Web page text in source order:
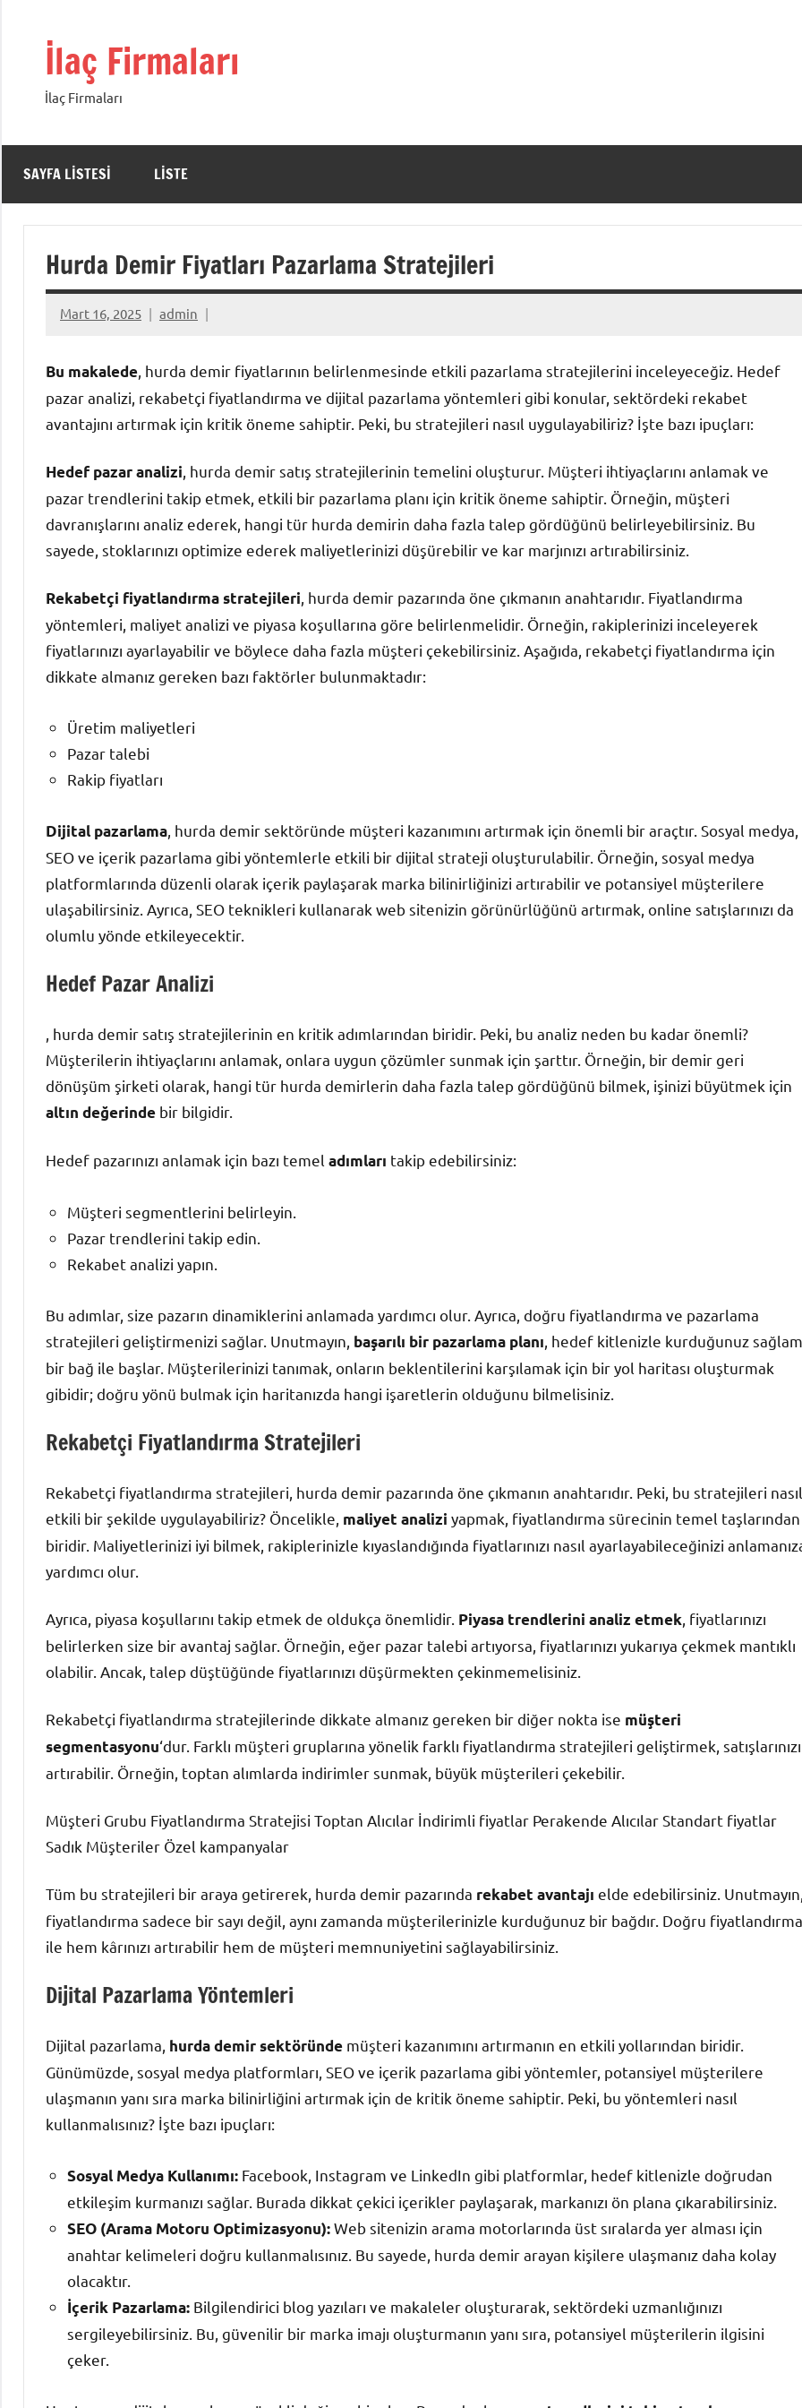
İlaç Firmaları
İlaç Firmaları
SAYFA LISTESI LISTE
Hurda Demir Fiyatları Pazarlama Stratejileri
Mart 16, 2025 admin
Bu makalede , hurda demir fiyatlarının belirlenmesinde etkili pazarlama stratejilerini inceleyeceğiz. Hedef
pazar analizi, rekabetçi fiyatlandırma ve dijital pazarlama yöntemleri gibi konular, sektördeki rekabet
avantajını artırmak için kritik öneme sahiptir. Peki, bu stratejileri nasıl uygulayabiliriz? İşte bazı ipuçları:
Hedef pazar analizi , hurda demir satış stratejilerinin temelini oluşturur. Müşteri ihtiyaçlarını anlamak ve
pazar trendlerini takip etmek, etkili bir pazarlama planı için kritik öneme sahiptir. Örneğin, müşteri
davranışlarını analiz ederek, hangi tür hurda demirin daha fazla talep gördüğünü belirleyebilirsiniz. Bu
sayede, stoklarınızı optimize ederek maliyetlerinizi düşürebilir ve kar marjınızı artırabilirsiniz.
Rekabetçi fiyatlandırma stratejileri , hurda demir pazarında öne çıkmanın anahtarıdır. Fiyatlandırma
yöntemleri, maliyet analizi ve piyasa koşullarına göre belirlenmelidir. Örneğin, rakiplerinizi inceleyerek
fiyatlarınızı ayarlayabilir ve böylece daha fazla müşteri çekebilirsiniz. Aşağıda, rekabetçi fiyatlandırma için
dikkate almanız gereken bazı faktörler bulunmaktadır:
Üretim maliyetleri
Pazar talebi
Rakip fiyatları
Dijital pazarlama , hurda demir sektöründe müşteri kazanımını artırmak için önemli bir araçtır. Sosyal medya,
SEO ve içerik pazarlama gibi yöntemlerle etkili bir dijital strateji oluşturulabilir. Örneğin, sosyal medya
platformlarında düzenli olarak içerik paylaşarak marka bilinirliğinizi artırabilir ve potansiyel müşterilere
ulaşabilirsiniz. Ayrıca, SEO teknikleri kullanarak web sitenizin görünürlüğünü artırmak, online satışlarınızı da
olumlu yönde etkileyecektir.
Hedef Pazar Analizi
, hurda demir satış stratejilerinin en kritik adımlarından biridir. Peki, bu analiz neden bu kadar önemli?
Müşterilerin ihtiyaçlarını anlamak, onlara uygun çözümler sunmak için şarttır. Örneğin, bir demir geri
dönüşüm şirketi olarak, hangi tür hurda demirlerin daha fazla talep gördüğünü bilmek, işinizi büyütmek için
altın değerinde bir bilgidir.
Hedef pazarınızı anlamak için bazı temel adımları takip edebilirsiniz:
Müşteri segmentlerini belirleyin.
Pazar trendlerini takip edin.
Rekabet analizi yapın.
Bu adımlar, size pazarın dinamiklerini anlamada yardımcı olur. Ayrıca, doğru fiyatlandırma ve pazarlama
stratejileri geliştirmenizi sağlar. Unutmayın, başarılı bir pazarlama planı , hedef kitlenizle kurduğunuz sağlam
bir bağ ile başlar. Müşterilerinizi tanımak, onların beklentilerini karşılamak için bir yol haritası oluşturmak
gibidir; doğru yönü bulmak için haritanızda hangi işaretlerin olduğunu bilmelisiniz.
Rekabetçi Fiyatlandırma Stratejileri
Rekabetçi fiyatlandırma stratejileri, hurda demir pazarında öne çıkmanın anahtarıdır. Peki, bu stratejileri nasıl
etkili bir şekilde uygulayabiliriz? Öncelikle, maliyet analizi yapmak, fiyatlandırma sürecinin temel taşlarından
biridir. Maliyetlerinizi iyi bilmek, rakiplerinizle kıyaslandığında fiyatlarınızı nasıl ayarlayabileceğinizi
yardımcı olur.
Ayrıca, piyasa koşullarını takip etmek de oldukça önemlidir. Piyasa trendlerini analiz etmek , fiyatlarınızı
belirlerken size bir avantaj sağlar. Örneğin, eğer pazar talebi artıyorsa, fiyatlarınızı yukarıya çekmek mantıklı
olabilir. Ancak, talep düştüğünde fiyatlarınızı düşürmekten çekinmemelisiniz.
Rekabetçi fiyatlandırma stratejilerinde dikkate almanız gereken bir diğer nokta ise müşteri
segmentasyonu‘dur. Farklı müşteri gruplarına yönelik farklı fiyatlandırma stratejileri geliştirmek, satışlarınızı
artırabilir. Örneğin, toptan alımlarda indirimler sunmak, büyük müşterileri çekebilir.
Müşteri Grubu Fiyatlandırma Stratejisi Toptan Alıcılar İndirimli fiyatlar Perakende Alıcılar Standart fiyatlar
Sadık Müşteriler Özel kampanyalar
Tüm bu stratejileri bir araya getirerek, hurda demir pazarında rekabet avantajı elde edebilirsiniz. Unutmayın,
fiyatlandırma sadece bir sayı değil, aynı zamanda müşterilerinizle kurduğunuz bir bağdır. Doğru fiyatlandırma
ile hem kârınızı artırabilir hem de müşteri memnuniyetini sağlayabilirsiniz.
Dijital Pazarlama Yöntemleri
Dijital pazarlama, hurda demir sektöründe müşteri kazanımını artırmanın en etkili yollarından biridir.
Günümüzde, sosyal medya platformları, SEO ve içerik pazarlama gibi yöntemler, potansiyel müşterilere
ulaşmanın yanı sıra marka bilinirliğini artırmak için de kritik öneme sahiptir. Peki, bu yöntemleri nasıl
kullanmalısınız? İşte bazı ipuçları:
Sosyal Medya Kullanımı: Facebook, Instagram ve LinkedIn gibi platformlar, hedef kitlenizle doğrudan
etkileşim kurmanızı sağlar. Burada dikkat çekici içerikler paylaşarak, markanızı ön plana çıkarabilirsiniz.
SEO (Arama Motoru Optimizasyonu):Web sitenizin arama motorlarında üst sıralarda yer alması için
anahtar kelimeleri doğru kullanmalısınız. Bu sayede, hurda demir arayan kişilere ulaşmanız daha kolay
olacaktır.
İçerik Pazarlama: Bilgilendirici blog yazıları ve makaleler oluşturarak, sektördeki uzmanlığınızı
sergileyebilirsiniz. Bu, güvenilir bir marka imajı oluşturmanın yanı sıra, potansiyel müşterilerin ilgisini
çeker.